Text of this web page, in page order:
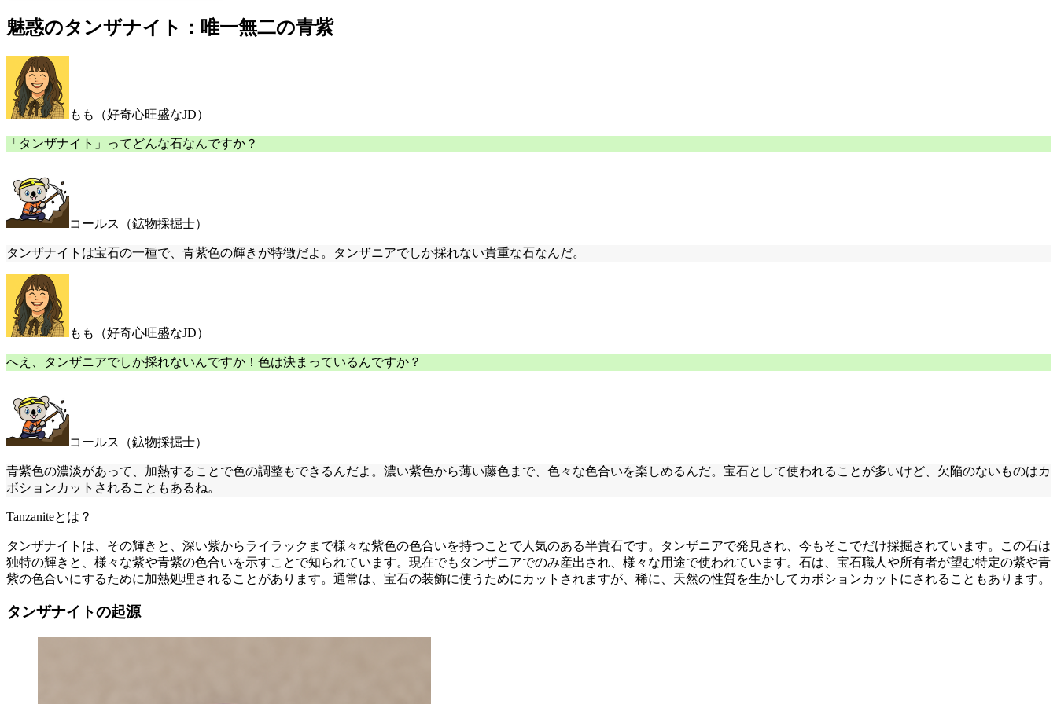
魅惑のタンザナイト：唯一無二の青紫
もも（好奇心旺盛なJD）
「タンザナイト」ってどんな石なんですか？
コールス（鉱物採掘士）
タンザナイトは宝石の一種で、青紫色の輝きが特徴だよ。タンザニアでしか採れない貴重な石なんだ。
もも（好奇心旺盛なJD）
へえ、タンザニアでしか採れないんですか！色は決まっているんですか？
コールス（鉱物採掘士）
青紫色の濃淡があって、加熱することで色の調整もできるんだよ。濃い紫色から薄い藤色まで、色々な色合いを楽しめるんだ。宝石として使われることが多いけど、欠陥のないものはカ
ボションカットされることもあるね。
Tanzaniteとは？
タンザナイトは、その輝きと、深い紫からライラックまで様々な紫色の色合いを持つことで人気のある半貴石です。タンザニアで発見され、今もそこでだけ採掘されています。この石は
独特の輝きと、様々な紫や青紫の色合いを示すことで知られています。現在でもタンザニアでのみ産出され、様々な用途で使われています。石は、宝石職人や所有者が望む特定の紫や青
紫の色合いにするために加熱処理されることがあります。通常は、宝石の装飾に使うためにカットされますが、稀に、天然の性質を生かしてカボションカットにされることもあります。
タンザナイトの起源